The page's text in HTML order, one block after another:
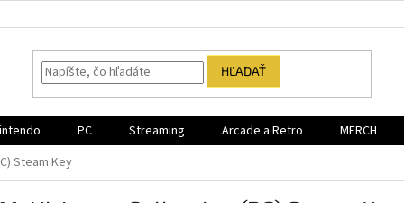
HĽADAŤ
PC Streaming Arcade a Retro MERCH
Steam Key